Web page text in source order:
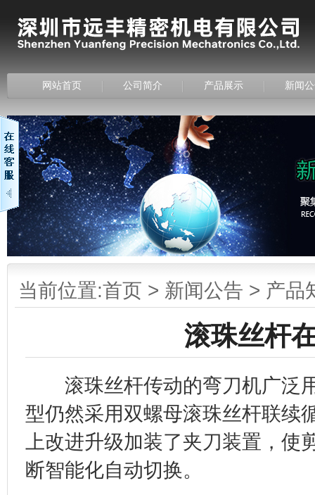
网站首页 公司简介 产品展示 新闻
当前位置:首页 > 新闻公告 > 产品
滚珠丝杆
滚珠丝杆传动的弯刀机广泛用
型仍然采用双螺母滚珠丝杆联续
上改进升级加装了夹刀装置，
断智能化自动切换。